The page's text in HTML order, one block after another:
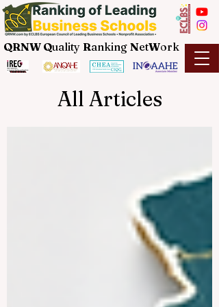
QRNW Quality Ranking NetWork
All Articles